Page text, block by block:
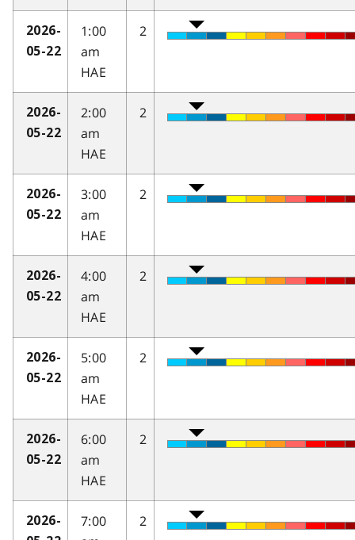
2026-
05-22
1:00
am
HAE
2
2026-
05-22
2:00
am
HAE
2
2026-
05-22
3:00
am
HAE
2
2026-
05-22
4:00
am
HAE
2
2026-
05-22
5:00
am
HAE
2
2026-
05-22
6:00
am
HAE
2
2026-
7:00
2